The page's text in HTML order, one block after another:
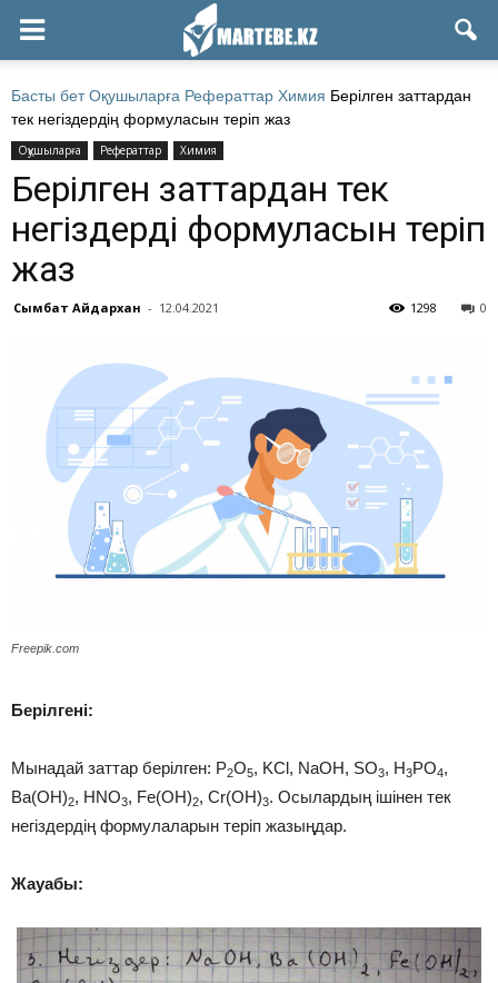
Басты бет Оқушыларға Рефераттар Химия Берілген заттардан
тек негіздердің формуласын теріп жаз
Оқушыларға Рефераттар Химия
Берілген заттардан тек
негіздердің формуласын теріп
жаз
Сымбат Айдархан - 12.04.2021 0
1298
Freepik.com
Берілгені:
Мынадай заттар берілген: P2O5, KCl, NaOH, SO3, H3PO4,
Ba(OH)2, HNO3, Fe(OH)2, Cr(OH)3. Осылардың ішінен тек
негіздердің формулаларын теріп жазыңдар.
Жауабы: